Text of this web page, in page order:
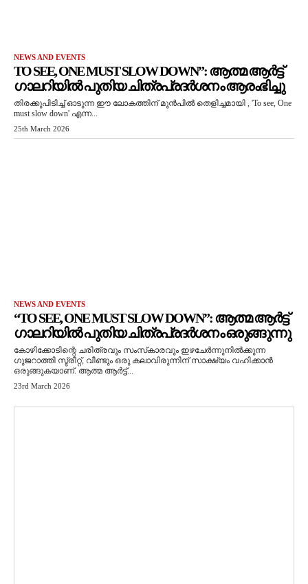
NEWS AND EVENTS
TO SEE, ONE MUST SLOW DOWN”: ആത്മ ആർട്ട്
ഗാലറിയിൽ പുതിയ ചിത്രപ്രദർശനം ആരംഭിച്ചു
തിരക്കുപിടിച്ച് ഓടുന്ന ഈ ലോകത്തിന് മുൻപിൽ തെളിച്ചമായി , 'To see, One
must slow down' എന്ന...
25th March 2026
NEWS AND EVENTS
“TO SEE, ONE MUST SLOW DOWN”: ആത്മ ആർട്ട്
ഗാലറിയിൽ പുതിയ ചിത്രപ്രദർശനം ഒരുങ്ങുന്നു
കോഴിക്കോടിന്റെ ചരിത്രവും സംസ്‌കാരവും ഇഴചേർന്നുനിൽക്കുന്ന
ഗുജറാത്തി സ്ട്രീറ്റ്, വീണ്ടും ഒരു കലാവിരുന്നിന് സാക്ഷ്യം വഹിക്കാൻ
ഒരുങ്ങുകയാണ്. ആത്മ ആർട്ട്...
23rd March 2026